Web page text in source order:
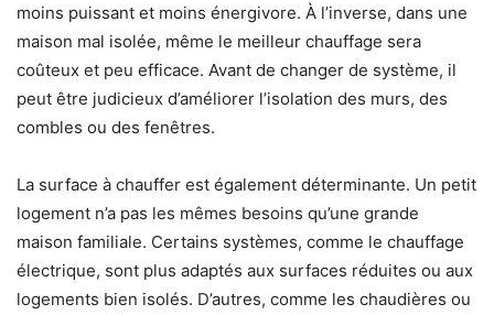
moins puissant et moins énergivore. À l’inverse, dans une
maison mal isolée, même le meilleur chauffage sera
coûteux et peu efficace. Avant de changer de système, il
peut être judicieux d’améliorer l’isolation des murs, des
combles ou des fenêtres.
La surface à chauffer est également déterminante. Un petit
logement n’a pas les mêmes besoins qu’une grande
maison familiale. Certains systèmes, comme le chauffage
électrique, sont plus adaptés aux surfaces réduites ou aux
logements bien isolés. D’autres, comme les chaudières ou